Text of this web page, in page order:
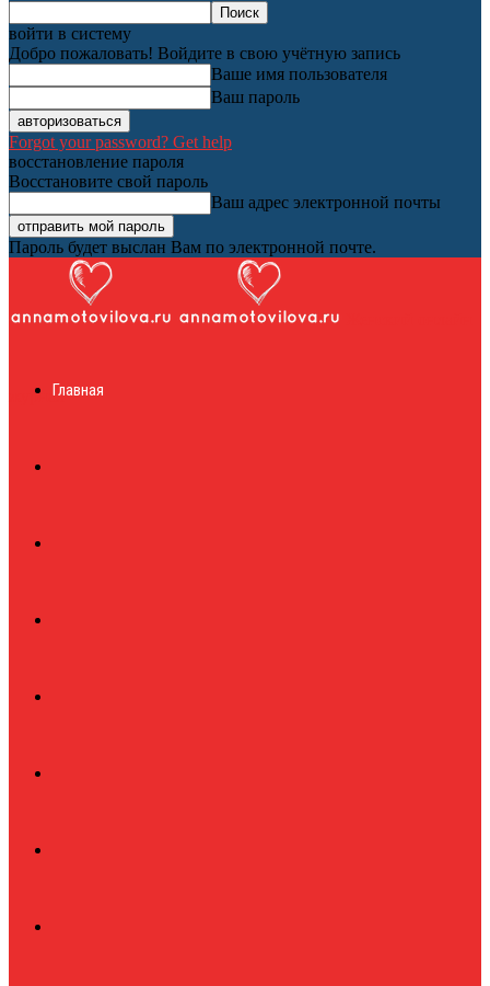
войти в систему
Добро пожаловать! Войдите в свою учётную запись
Ваше имя пользователя
Ваш пароль
Forgot your password? Get help
восстановление пароля
Восстановите свой пароль
Ваш адрес электронной почты
Пароль будет выслан Вам по электронной почте.
журналГлавная